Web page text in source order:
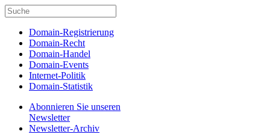
Domain-Registrierung
Domain-Recht
Domain-Handel
Domain-Events
Internet-Politik
Domain-Statistik
Abonnieren Sie unseren
Newsletter
Newsletter-Archiv